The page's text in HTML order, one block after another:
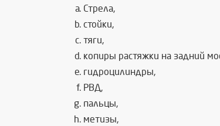
Стрела,
стойки,
тяги,
копиры растяжки на задний
гидроцилиндры,
РВД,
пальцы,
метизы,